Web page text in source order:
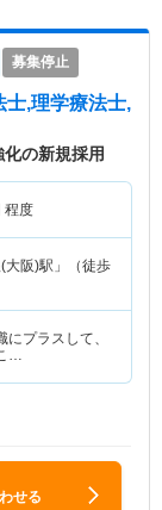
募集停止
士,理学療法士,
の新規採用
程度
大阪)駅」（徒歩
プラスして、
…
せる